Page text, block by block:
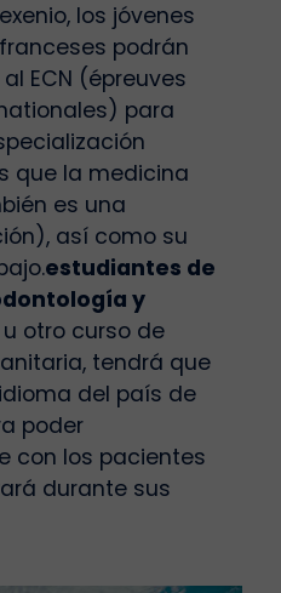
los jóvenes
podrán
ECN (épreuves
para
que la medicina
es una
así como su
estudiantes de
y
u otro curso de
tendrá que
del país de
poder
con los pacientes
durante sus